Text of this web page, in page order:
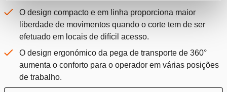
O design compacto e em linha proporciona maior
liberdade de movimentos quando o corte tem de ser
efetuado em locais de difícil acesso.
O design ergonómico da pega de transporte de 360°
aumenta o conforto para o operador em várias posições
de trabalho.